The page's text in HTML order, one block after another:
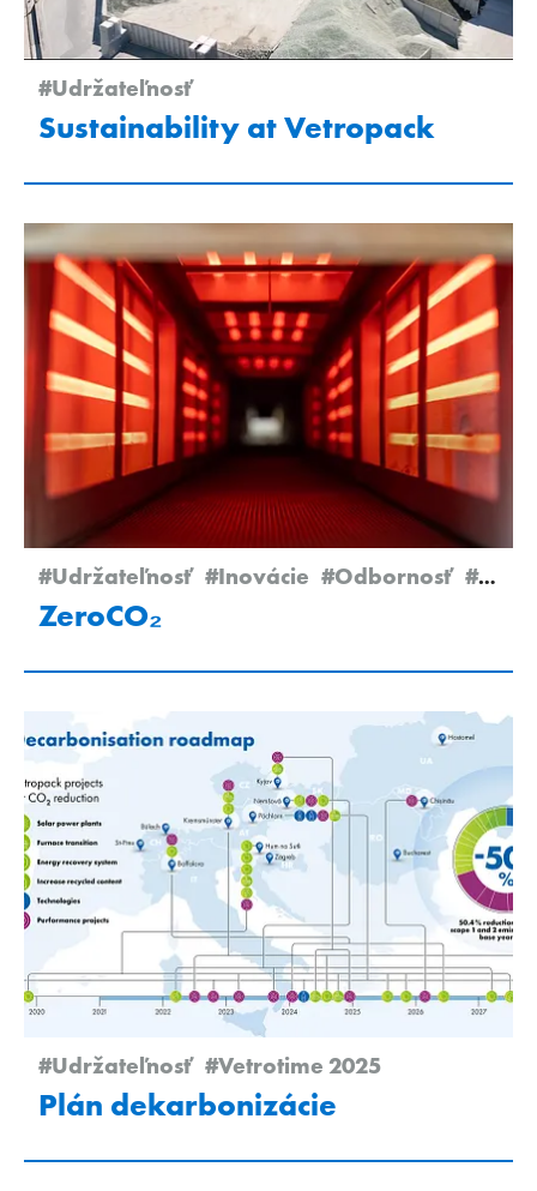
#Udržateľnosť
Sustainability at Vetropack
#Udržateľnosť #Inovácie #Odbornosť #Newsletter Edition 2/2025
ZeroCO₂
#Udržateľnosť #Vetrotime 2025
Plán dekarbonizácie